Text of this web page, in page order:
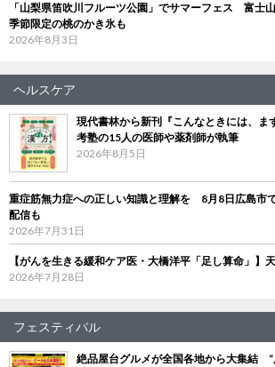
「山梨県笛吹川フルーツ公園」でサマーフェス 富士
季節限定の桃のかき氷も
2026年8月3日
ヘルスケア
現代書林から新刊『こんなときには、
考塾の15人の医師や薬剤師が執筆
2026年8月5日
重症筋無力症への正しい知識と理解を 8月8日広島市
配信も
2026年7月31日
【がんを生きる緩和ケア医・大橋洋平「足し算命」】
2026年7月28日
フェスティバル
絶品屋台グルメが全国各地から大集結 “